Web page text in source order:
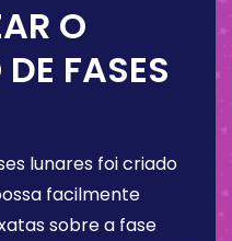
O
FASES
lunares foi criado
facilmente
sobre a fase